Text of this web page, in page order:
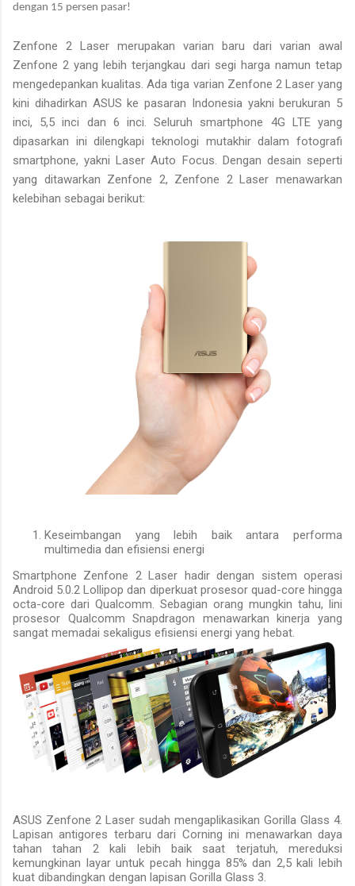
dengan 15 persen pasar!
Zenfone 2 Laser merupakan varian baru dari varian awal
Zenfone 2 yang lebih terjangkau dari segi harga namun tetap
mengedepankan kualitas.Ada tiga varian Zenfone 2 Laser yang
kini dihadirkan ASUS ke pasaran Indonesia yakni berukuran 5
inci, 5,5 inci dan 6 inci. Seluruh smartphone 4G LTE yang
dipasarkan ini dilengkapi teknologi mutakhir dalam fotografi
smartphone, yakni Laser Auto Focus. Dengan desain seperti
yang ditawarkan Zenfone 2, Zenfone 2 Laser menawarkan
kelebihan sebagai berikut:
Keseimbangan yang lebih baik antara performa
multimedia dan efisiensi energi
Smartphone Zenfone 2 Laser hadir dengan sistem operasi
Android 5.0.2 Lollipop dan diperkuat prosesor quad-core hingga
octa-core dari Qualcomm. Sebagian orang mungkin tahu, lini
prosesor Qualcomm Snapdragon menawarkan kinerja yang
sangat memadai sekaligus efisiensi energi yang hebat.
ASUS Zenfone 2 Laser sudah mengaplikasikan Gorilla Glass 4.
Lapisan antigores terbaru dari Corning ini menawarkan daya
tahan tahan 2 kali lebih baik saat terjatuh, mereduksi
kemungkinan layar untuk pecah hingga 85% dan 2,5 kali lebih
kuat dibandingkan dengan lapisan Gorilla Glass 3.